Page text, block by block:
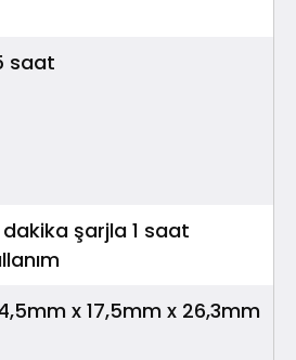
saat
şarjla 1 saat
x 17,5mm x 26,3mm